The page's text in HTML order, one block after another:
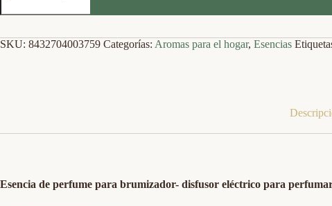
-
Premium
SKU: 8432704003759 Categorías: Aromas para el hogar, Esencias
Esencia de perfume para brumizador- disfusor eléctrico para